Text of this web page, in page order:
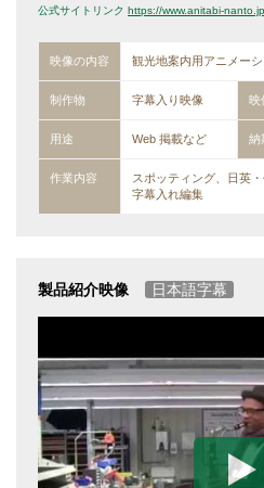
公式サイトリンク https://www.anitabi-
映像の内容 観光地案内用アニメーシ
制作物 字幕入り映像 映
用途 Web 掲載など 納
作業内容
スポッティング、日英
字幕入れ編集
製品紹介映像 日本語字幕